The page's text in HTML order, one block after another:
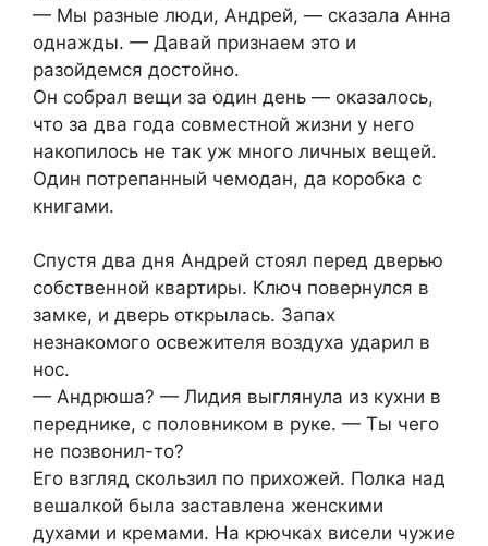
— Мы разные люди, Андрей, — сказала Анна
однажды. — Давай признаем это и
разойдемся достойно.
Он собрал вещи за один день — оказалось,
что за два года совместной жизни у него
накопилось не так уж много личных вещей.
Один потрепанный чемодан, да коробка с
книгами.
Спустя два дня Андрей стоял перед дверью
собственной квартиры. Ключ повернулся в
замке, и дверь открылась. Запах
незнакомого освежителя воздуха ударил в
нос.
— Андрюша? — Лидия выглянула из кухни в
переднике, с половником в руке. — Ты чего
не позвонил-то?
Его взгляд скользил по прихожей. Полка над
вешалкой была заставлена женскими
духами и кремами. На крючках висели чужие